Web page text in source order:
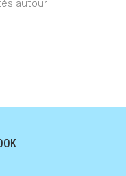
autour